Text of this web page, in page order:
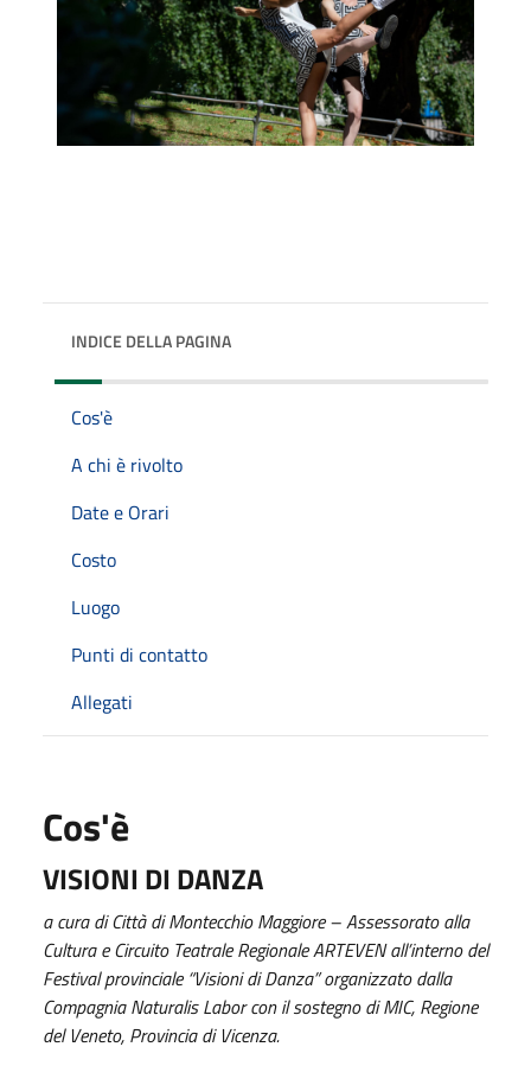
INDICE DELLA PAGINA
Cos'è
A chi è rivolto
Date e Orari
Costo
Luogo
Punti di contatto
Allegati
Cos'è
VISIONI DI DANZA
a cura di Città di Montecchio Maggiore – Assessorato alla
Cultura e Circuito Teatrale Regionale ARTEVEN all’interno del
Festival provinciale “Visioni di Danza” organizzato dalla
Compagnia Naturalis Labor con il sostegno di MIC, Regione
del Veneto, Provincia di Vicenza.